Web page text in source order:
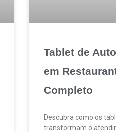
Tablet de
em
Completo
Descubra como os
transformam o